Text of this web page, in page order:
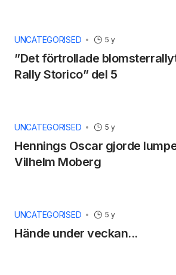
UNCATEGORISED 5 y
”Det förtrollade
Rally Storico” del 5
UNCATEGORISED 5 y
Hennings Oscar gjorde
Vilhelm Moberg
UNCATEGORISED 5 y
Hände under veckan...